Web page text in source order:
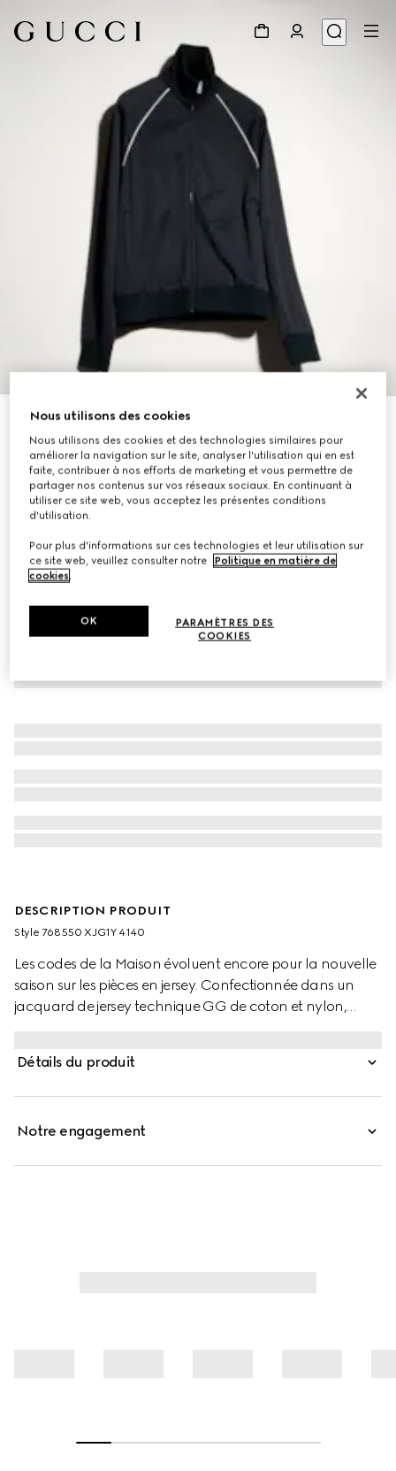
Veste zippée en jersey et nylon GG
€ 1.600
Déclinaisons bleu marine
DESCRIPTION PRODUIT
Style ‎768550 XJG1Y 4140
Les codes de la Maison évoluent encore pour la nouvelle
saison sur les pièces en jersey. Confectionnée dans un
jacquard de jersey technique GG de coton et nylon,
Détails du produit
Notre engagement
Nous utilisons des cookies
Nous utilisons des cookies et des technologies similaires pour
améliorer la navigation sur le site, analyser l'utilisation qui en est
faite, contribuer à nos efforts de marketing et vous permettre de
partager nos contenus sur vos réseaux sociaux. En continuant à
utiliser ce site web, vous acceptez les présentes conditions
d'utilisation.
Pour plus d'informations sur ces technologies et leur utilisation sur
ce site web, veuillez consulter notre
Politique en matière de
cookies.
PARAMÈTRES DES
COOKIES
OK